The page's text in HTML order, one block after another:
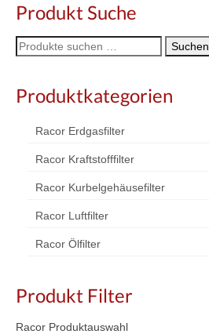
Produkt Suche
Suche
nach:
Suchen
Produktkategorien
Racor Erdgasfilter
Racor Kraftstofffilter
Racor Kurbelgehäusefilter
Racor Luftfilter
Racor Ölfilter
Produkt Filter
Racor Produktauswahl